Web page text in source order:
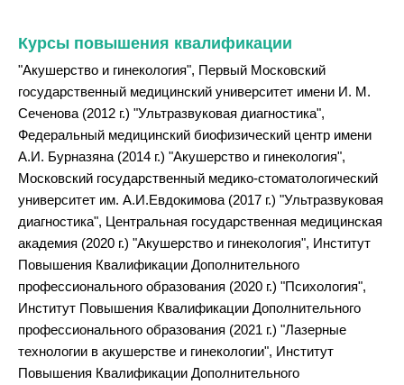
Курсы повышения квалификации
"Акушерство и гинекология", Первый Московский
государственный медицинский университет имени И. М.
Сеченова (2012 г.) "Ультразвуковая диагностика",
Федеральный медицинский биофизический центр имени
А.И. Бурназяна (2014 г.) "Акушерство и гинекология",
Московский государственный медико-стоматологический
университет им. А.И.Евдокимова (2017 г.) "Ультразвуковая
диагностика", Центральная государственная медицинская
академия (2020 г.) "Акушерство и гинекология", Институт
Повышения Квалификации Дополнительного
профессионального образования (2020 г.) "Психология",
Институт Повышения Квалификации Дополнительного
профессионального образования (2021 г.) "Лазерные
технологии в акушерстве и гинекологии", Институт
Повышения Квалификации Дополнительного